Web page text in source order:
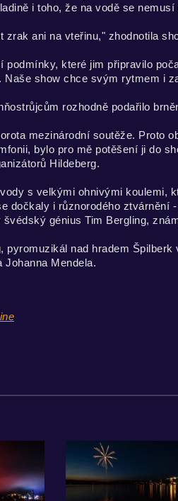
i toho, že na vodě se
ani na vteřinu," zhodnotila
které jim připravilo
show chce svým rytmem i
rozhodně podařilo
mezinárodní soutěže. Proto
bylo pro mě potěšení ji do
Hildeberg.
s velkými ohnivými koulemi,
dočkaly i různorodého
génius Tim Bergling,
nad hradem
Mendela.